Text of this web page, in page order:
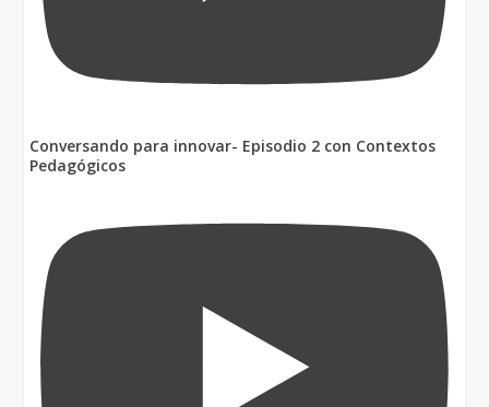
Conversando para innovar- Episodio 2 con Contextos
Pedagógicos